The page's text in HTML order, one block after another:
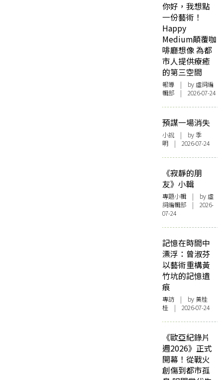
你好，我想點
一份藝術！
Happy
Medium顛覆咖
啡廳想像 為都
市人提供療癒
的第三空間
報導 | by 虛詞編
輯部 | 2026-07-24
預謀一場消失
小說 | by 季
明 | 2026-07-24
《寂靜的朋
友》小輯
專題小輯 | by 虛
詞編輯部 | 2026-
07-24
記憶在時間中
漂浮：曾淑芬
以藝術重構黃
竹坑的記憶遺
痕
專訪 | by 黃桂
桂 | 2026-07-24
《歐亞紀錄片
週2026》正式
開幕！從戰火
創傷到都市孤